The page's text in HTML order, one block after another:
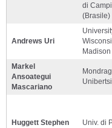
di
(Brasile)
Andrews Uri
Madison
Markel
Ansoategui
Mascariano
Huggett Stephen Univ. di